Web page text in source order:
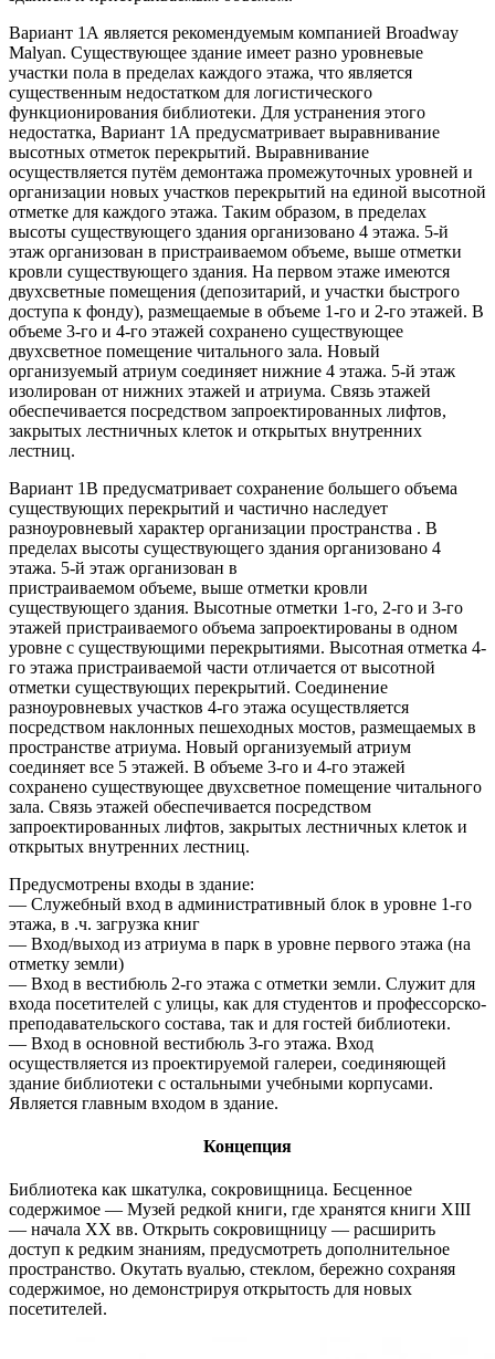
Вариант 1А является рекомендуемым компанией Broadway
Malyan. Существующее здание имеет разно уровневые
участки пола в пределах каждого этажа, что является
существенным недостатком для логистического
функционирования библиотеки. Для устранения этого
недостатка, Вариант 1А предусматривает выравнивание
высотных отметок перекрытий. Выравнивание
осуществляется путём демонтажа промежуточных уровней и
организации новых участков перекрытий на единой высотной
отметке для каждого этажа. Таким образом, в пределах
высоты существующего здания организовано 4 этажа. 5-й
этаж организован в пристраиваемом объеме, выше отметки
кровли существующего здания. На первом этаже имеются
двухсветные помещения (депозитарий, и участки быстрого
доступа к фонду), размещаемые в объеме 1-го и 2-го этажей. В
объеме 3-го и 4-го этажей сохранено существующее
двухсветное помещение читального зала. Новый
организуемый атриум соединяет нижние 4 этажа. 5-й этаж
изолирован от нижних этажей и атриума. Связь этажей
обеспечивается посредством запроектированных лифтов,
закрытых лестничных клеток и открытых внутренних
лестниц.
Вариант 1В предусматривает сохранение большего объема
существующих перекрытий и частично наследует
разноуровневый характер организации пространства . В
пределах высоты существующего здания организовано 4
этажа. 5-й этаж организован в
пристраиваемом объеме, выше отметки кровли
существующего здания. Высотные отметки 1-го, 2-го и 3-го
этажей пристраиваемого объема запроектированы в одном
уровне с существующими перекрытиями. Высотная отметка 4-
го этажа пристраиваемой части отличается от высотной
отметки существующих перекрытий. Соединение
разноуровневых участков 4-го этажа осуществляется
посредством наклонных пешеходных мостов, размещаемых в
пространстве атриума. Новый организуемый атриум
соединяет все 5 этажей. В объеме 3-го и 4-го этажей
сохранено существующее двухсветное помещение читального
зала. Связь этажей обеспечивается посредством
запроектированных лифтов, закрытых лестничных клеток и
открытых внутренних лестниц.
Предусмотрены входы в здание:
— Служебный вход в административный блок в уровне 1-го
этажа, в .ч. загрузка книг
— Вход/выход из атриума в парк в уровне первого этажа (на
отметку земли)
— Вход в вестибюль 2-го этажа с отметки земли. Служит для
входа посетителей с улицы, как для студентов и профессорско-
преподавательского состава, так и для гостей библиотеки.
— Вход в основной вестибюль 3-го этажа. Вход
осуществляется из проектируемой галереи, соединяющей
здание библиотеки с остальными учебными корпусами.
Является главным входом в здание.
Концепция
Библиотека как шкатулка, сокровищница. Бесценное
содержимое — Музей редкой книги, где хранятся книги XIII
— начала XX вв. Открыть сокровищницу — расширить
доступ к редким знаниям, предусмотреть дополнительное
пространство. Окутать вуалью, стеклом, бережно сохраняя
содержимое, но демонстрируя открытость для новых
посетителей.